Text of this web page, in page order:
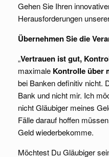
Gehen Sie Ihren
Herausforderungen
Übernehmen Sie die
„Vertrauen ist gut,
maximale Kontrolle über
bei Banken definitiv nicht.
Bank und nicht mir. Ich
nicht Gläubiger meines
Fälle darauf hoffen
Geld wiederbekomme.
Möchtest Du Gläubiger